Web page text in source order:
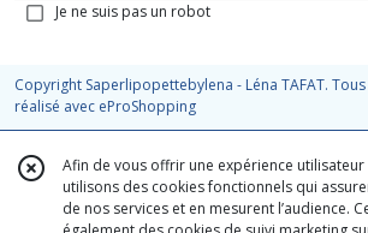
Je ne suis pas un robot
Copyright Saperlipopettebylena - Léna TAFAT.
réalisé avec eProShopping
Afin de vous offrir une expérience
utilisons des cookies fonctionnels qui
de nos services et en mesurent l’audience.